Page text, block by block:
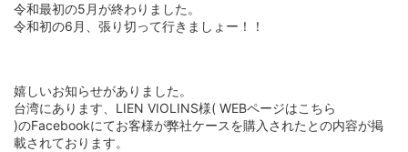
令和最初の5月が終わりました。
令和初の6月、張り切って行きましょー！！
嬉しいお知らせがありました。
台湾にあります、LIEN VIOLINS様( WEBページはこちら
)のFacebookにてお客様が弊社ケースを購入されたとの内容が掲
載されております。